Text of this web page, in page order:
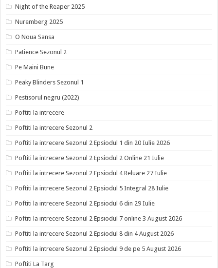
Night of the Reaper 2025
Nuremberg 2025
O Noua Sansa
Patience Sezonul 2
Pe Maini Bune
Peaky Blinders Sezonul 1
Pestisorul negru (2022)
Poftiti la intrecere
Poftiti la intrecere Sezonul 2
Poftiti la intrecere Sezonul 2 Epsiodul 1 din 20 Iulie 2026
Poftiti la intrecere Sezonul 2 Epsiodul 2 Online 21 Iulie
Poftiti la intrecere Sezonul 2 Epsiodul 4 Reluare 27 Iulie
Poftiti la intrecere Sezonul 2 Epsiodul 5 Integral 28 Iulie
Poftiti la intrecere Sezonul 2 Epsiodul 6 din 29 Iulie
Poftiti la intrecere Sezonul 2 Epsiodul 7 online 3 August 2026
Poftiti la intrecere Sezonul 2 Epsiodul 8 din 4 August 2026
Poftiti la intrecere Sezonul 2 Epsiodul 9 de pe 5 August 2026
Poftiti La Targ